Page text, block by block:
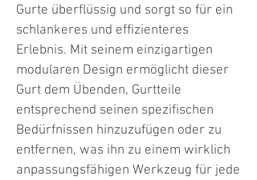
Gurte überflüssig und sorgt so für ein
schlankeres und effizienteres
Erlebnis. Mit seinem einzigartigen
modularen Design ermöglicht dieser
Gurt dem Übenden, Gurtteile
entsprechend seinen spezifischen
Bedürfnissen hinzuzufügen oder zu
entfernen, was ihn zu einem wirklich
anpassungsfähigen Werkzeug für jede